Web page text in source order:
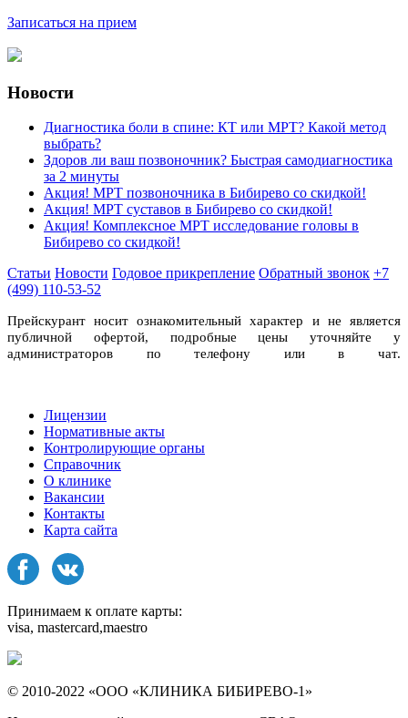
Записаться на прием
Новости
Диагностика боли в спине: КТ или МРТ? Какой метод
выбрать?
Здоров ли ваш позвоночник? Быстрая самодиагностика
за 2 минуты
Акция! МРТ позвоночника в Бибирево со скидкой!
Акция! МРТ суставов в Бибирево со скидкой!
Акция! Комплексное МРТ исследование головы в
Бибирево со скидкой!
Статьи Новости Годовое прикрепление Обратный звонок +7
(499) 110-53-52
Прейскурант носит ознакомительный характер и не является
публичной офертой, подробные цены уточняйте у
администраторов по телефону или в чат.
Лицензии
Нормативные акты
Контролирующие органы
Справочник
О клинике
Вакансии
Контакты
Карта сайта
Принимаем к оплате карты:
visa, mastercard,maestro
© 2010-2022 «ООО «КЛИНИКА БИБИРЕВО-1»